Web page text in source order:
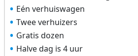
Eén verhuiswagen
Twee verhuizers
Gratis dozen
Halve dag is 4 uur